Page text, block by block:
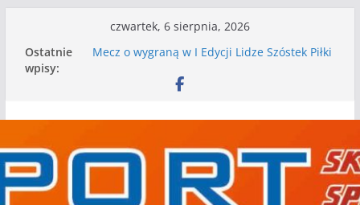
treści
czwartek, 6 sierpnia, 2026
Ostatnie
wpisy:
Mecz o wygraną w I Edycji Lidze Szóstek Piłki
Nasze piłkarskie zespoły w toku przygotowań
Kolejne gry kontrolne naszych piłkarskich
WKS wygrywa pierwszą edycję Ligi Szóstek w
Gwdzie Wielkiej
I mamy kolejne gry kontrolne, piłkarskie
granie przed nami